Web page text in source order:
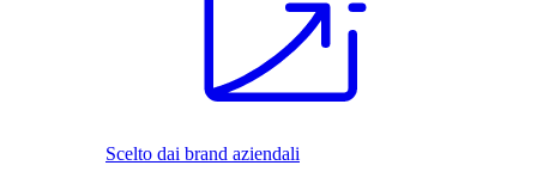
Scelto dai brand aziendali